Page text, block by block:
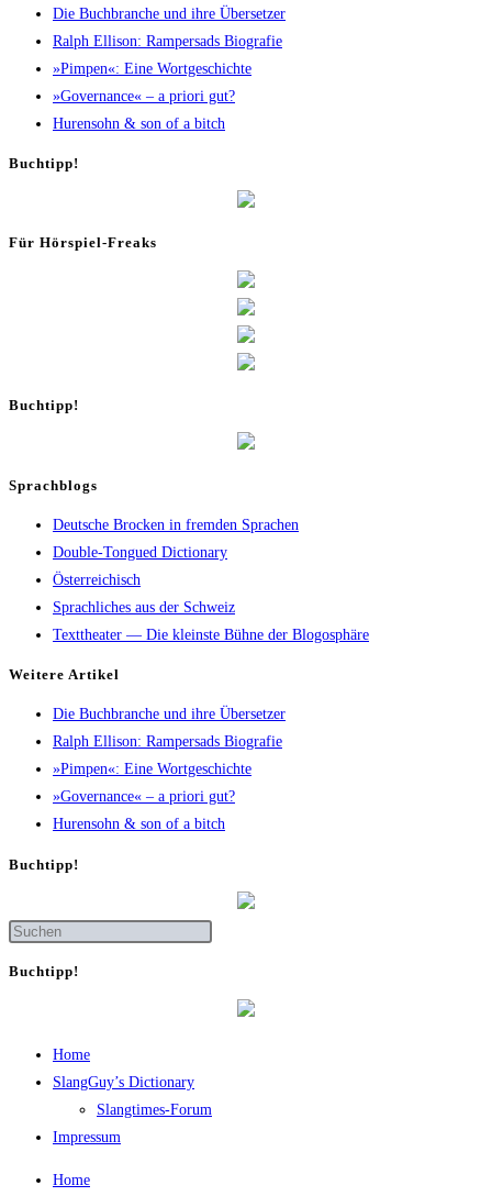
Die Buch­bran­che und ihre Übersetzer
Ralph Elli­son: Ram­pers­ads Biografie
»Pim­pen«: Eine Wortgeschichte
»Gover­nan­ce« – a prio­ri gut?
Huren­sohn & son of a bitch
Buch­tipp!
Für Hör­spiel-Freaks
Buch­tipp!
Sprachblogs
Deutsche Brocken in fremden Sprachen
Double-Tongued Dictionary
Österreichisch
Sprachliches aus der Schweiz
Texttheater — Die kleinste Bühne der Blogosphäre
Wei­te­re Artikel
Die Buch­bran­che und ihre Übersetzer
Ralph Elli­son: Ram­pers­ads Biografie
»Pim­pen«: Eine Wortgeschichte
»Gover­nan­ce« – a prio­ri gut?
Huren­sohn & son of a bitch
Buch­tipp!
Buch­tipp!
Home
SlangGuy’s Dic­tion­a­ry
Slang­times-Forum
Impres­sum
Home